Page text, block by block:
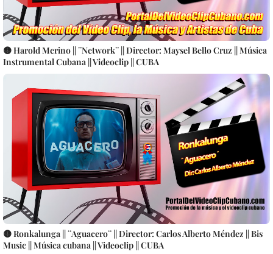
🟡 Harold Merino || ¨Network¨ || Director: Maysel Bello Cruz || Música
Instrumental Cubana || Videoclip || CUBA
🟡 Ronkalunga || ¨Aguacero¨ || Director: Carlos Alberto Méndez || Bis
Music || Música cubana || Videoclip || CUBA